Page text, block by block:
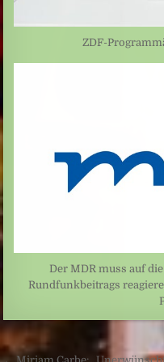
ZDF-
Der MDR muss auf
Rundfunkbeitrags